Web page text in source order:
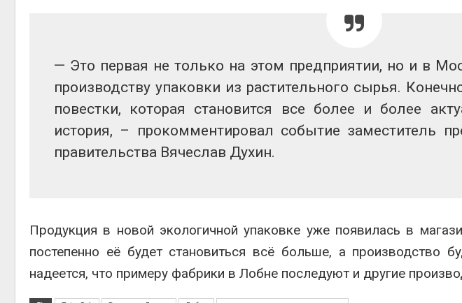
— Это первая не только на этом предприятии, но и в
производству упаковки из растительного сырья.
повестки, которая становится все более и более
история, – прокомментировал событие заместитель
правительства Вячеслав Духин.
Продукция в новой экологичной упаковке уже появилась в
постепенно её будет становиться всё больше, а производство
надеется, что примеру фабрики в Лобне последуют и другие
солнечных панелей для
летие трёхдневным
фестивалем
Суд запретил
крокодилов для
Авг 5, 2026